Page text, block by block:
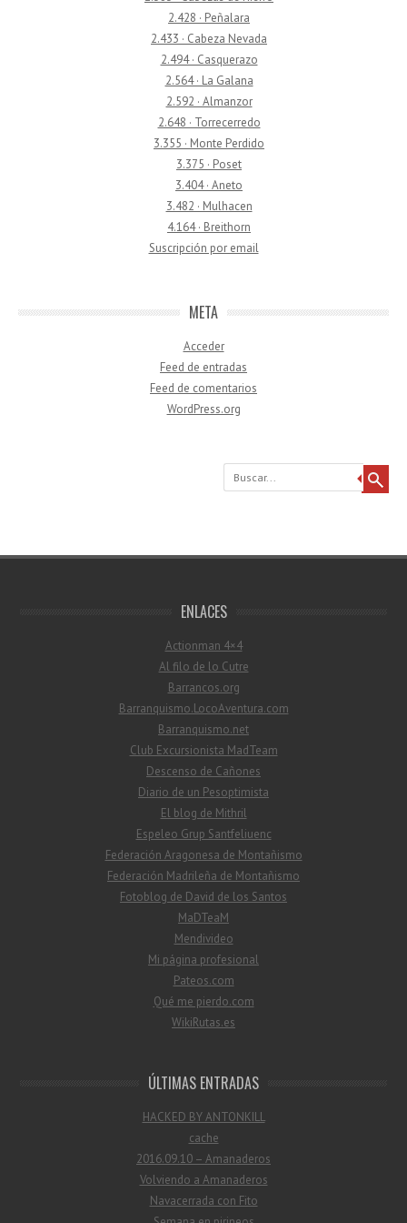
2.428 · Peñalara
2.433 · Cabeza Nevada
2.494 · Casquerazo
2.564 · La Galana
2.592 · Almanzor
2.648 · Torrecerredo
3.355 · Monte Perdido
3.375 · Poset
3.404 · Aneto
3.482 · Mulhacen
4.164 · Breithorn
Suscripción por email
META
Acceder
Feed de entradas
Feed de comentarios
WordPress.org
Buscar
ENLACES
Actionman 4×4
Al filo de lo Cutre
Barrancos.org
Barranquismo.LocoAventura.com
Barranquismo.net
Club Excursionista MadTeam
Descenso de Cañones
Diario de un Pesoptimista
El blog de Mithril
Espeleo Grup Santfeliuenc
Federación Aragonesa de Montañismo
Federación Madrileña de Montañismo
Fotoblog de David de los Santos
MaDTeaM
Mendivideo
Mi página profesional
Pateos.com
Qué me pierdo.com
WikiRutas.es
ÚLTIMAS ENTRADAS
HACKED BY ANTONKILL
cache
2016.09.10 – Amanaderos
Volviendo a Amanaderos
Navacerrada con Fito